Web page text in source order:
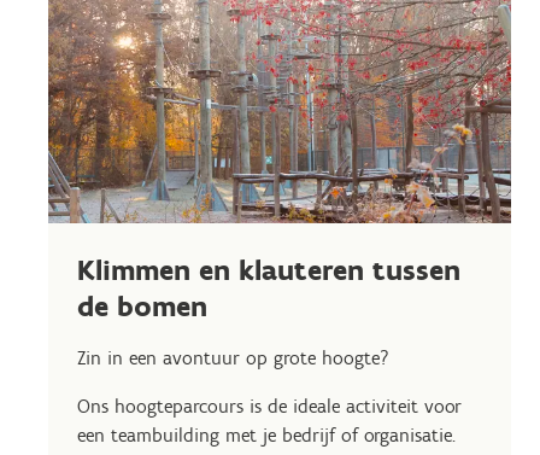
Klimmen en klauteren tussen
de bomen
Zin in een avontuur op grote hoogte?
Ons hoogteparcours is de ideale activiteit voor
een teambuilding met je bedrijf of organisatie.